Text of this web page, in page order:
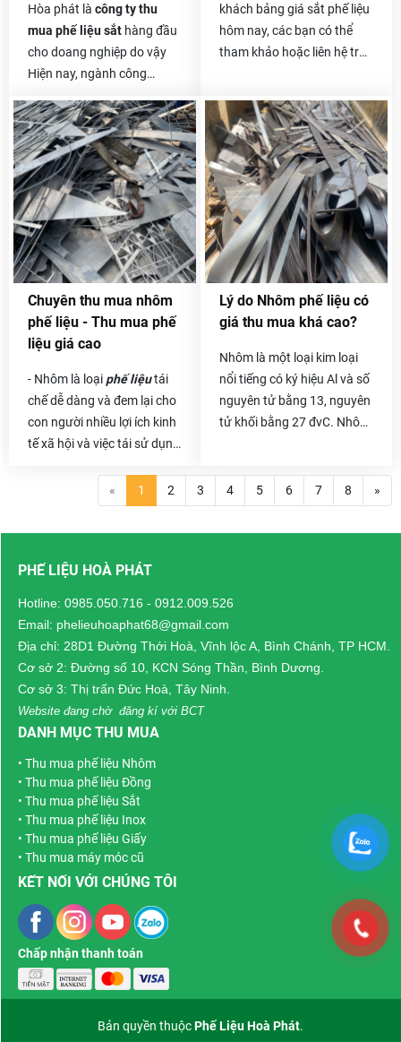
Hòa phát là công ty thu
mua phế liệu sắt hàng đầu
cho doang nghiệp do vậy
Hiện nay, ngành công
hiện đại và phát triển mạnh
mẽ, có rất nhiều công trình
xây dựng từ nhỏ đến lớn, từ
công trình nhà cấp 4 cho
đến những công trình nhà
cao tầng, nhà máy xây
dựng, đóng tàu, cầu đường,
…Tất cả đều sử dụng một
Kéo theo đó là lượng sắt
thải ra cũng không hề nhỏ.
Số phế liệu thải ra đó vừa
làm tốn diện tích kho bãi
của bạn vừa làm ô nhiễm
môi trường. Vậy thì chẳng
có lý do gì để bạn không
khách bảng giá sắt phế liệu
hôm nay, các bạn có thể
tham khảo hoặc liên hệ trực
Giá sắt vụn hôm naycũng
khá tốt và ổn định, vì sắt
vụn thường có giá thu mua
không cao bằng các loại
khác nên khách hàng
thường lo lắng về vấn đề
này.
Chuyên thu mua nhôm
phế liệu - Thu mua phế
liệu giá cao
- Nhôm là loạiphế liệutái
chế dễ dàng và đem lại cho
con người nhiều lợi ích kinh
tế xã hội và việc tái sử dụng
bảo vệ, môi trường của
chúng ta cũng trở nên xanh
sạch đẹp hơn. Và khoảng
2021,Phế liệu Hòa Phát
mua nhôm phế liệu
hoàn tất giao dịch thu mua
tặng hơn 20 triệu hoa hồng
dành cho khách hàng giới
thiệu.
Lý do Nhôm phế liệu có
giá thu mua khá cao?
Nhôm là một loại kim loại
nổi tiếng có ký hiệu Al và số
nguyên tử bằng 13, nguyên
tử khối bằng 27 đvC. Nhôm
thấp và có khả năng chống
ăn mòn hiện tượng thụ
động. Các thành phần cấu
lĩnh vực khác của giao
« 1 2 3 4 5 6 7 8 »
PHẾ LIỆU HOÀ PHÁT
Hotline: 0985.050.716 - 0912.009.526
Email: phelieuhoaphat68@gmail.com
Địa chỉ: 28D1 Đường Thới Hoà, Vĩnh lộc A, Bình Chánh, TP HCM.
Cơ sở 2: Đường số 10, KCN Sóng Thần, Bình Dương.
Cơ sở 3: Thị trấn Đức Hoà, Tây Ninh.
Website đang chờ đăng kí với BCT
DANH MỤC THU MUA
• Thu mua phế liệu Nhôm
• Thu mua phế liệu Đồng
• Thu mua phế liệu Sắt
• Thu mua phế liệu Inox
• Thu mua phế liệu Giấy
• Thu mua máy móc cũ
KẾT NỐI VỚI CHÚNG TÔI
Chấp nhận thanh toán
Bản quyền thuộcPhế Liệu Hoà Phát.